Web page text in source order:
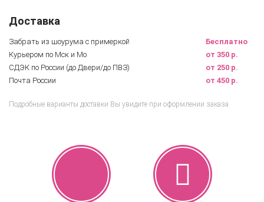
Доставка
Забрать из шоурума с примеркой
Бесплатно
Курьером по Мск и Мо
от 350 р.
СДЭК по России (до Двери/до ПВЗ)
от 250 р.
Почта России
от 450 р.
Подробные варианты доставки Вы увидите при оформлении заказа